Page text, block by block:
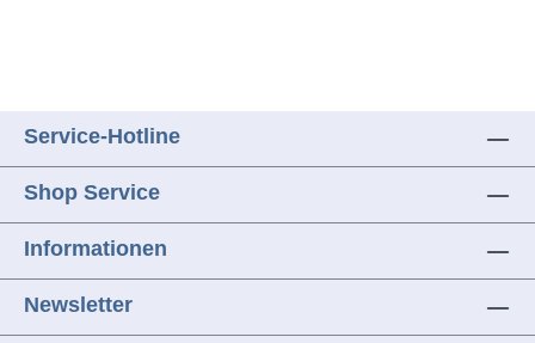
Service-Hotline
Shop Service
Informationen
Newsletter